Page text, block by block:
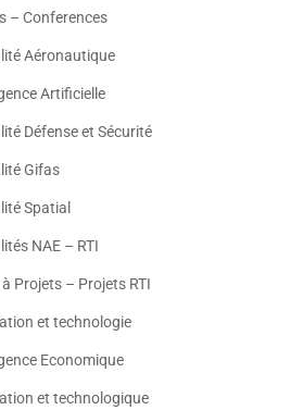
– Conferences
Aéronautique
Artificielle
Défense et Sécurité
Gifas
Spatial
NAE – RTI
Projets – Projets RTI
et technologie
Economique
et technologique